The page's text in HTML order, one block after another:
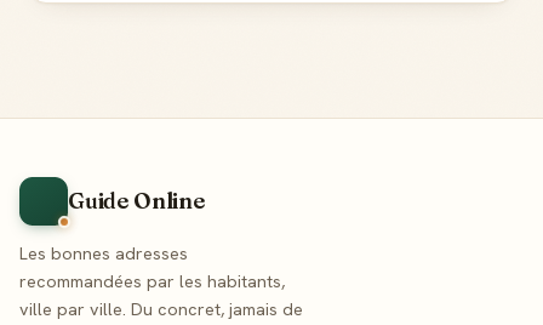
Guide Online
Les bonnes adresses
recommandées par les habitants,
ville par ville. Du concret, jamais de